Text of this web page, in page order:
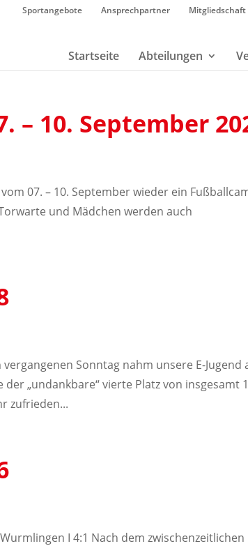
Sportangebote Ansprechpartner Mitgliedschaft
Startseite Abteilungen
– 10. September
07. – 10. September wieder ein
und Mädchen werden auch
Sonntag nahm unsere E-Jugend
„undankbare“ vierte Platz von insgesamt
zufrieden...
I 4:1 Nach dem zwischenzeitlichen